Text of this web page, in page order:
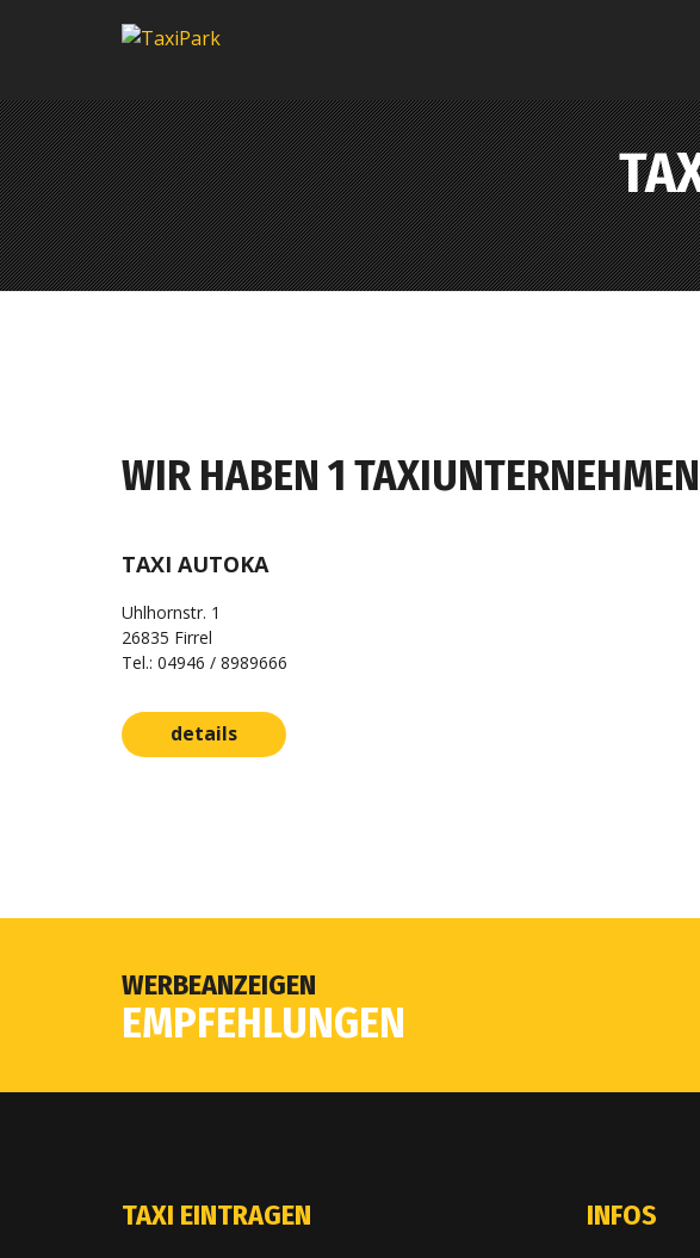
WIR HABEN 1
TAXI AUTOKA
Uhlhornstr. 1
26835 Firrel
Tel.: 04946 / 8989666
details
WERBEANZEIGEN
EMPFEHLUNGEN
TAXI EINTRAGEN INFOS